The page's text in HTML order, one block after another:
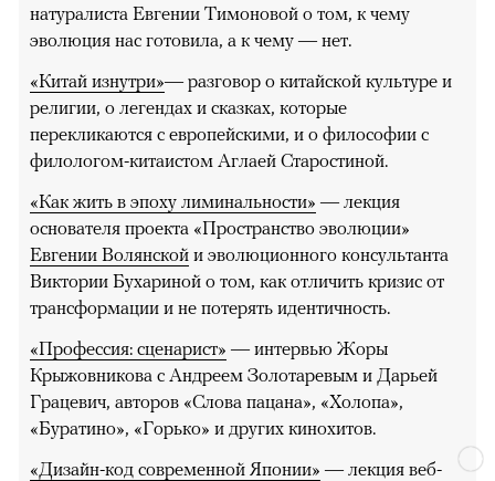
натуралиста Евгении Тимоновой о том, к чему
эволюция нас готовила, а к чему — нет.
«Китай изнутри»— разговор о китайской культуре и
религии, о легендах и сказках, которые
перекликаются с европейскими, и о философии с
филологом-китаистом Аглаей Старостиной.
«Как жить в эпоху лиминальности» — лекция
основателя проекта «Пространство эволюции»
Евгении Волянской и эволюционного консультанта
Виктории Бухариной о том, как отличить кризис от
трансформации и не потерять идентичность.
«Профессия: сценарист» — интервью Жоры
Крыжовникова с Андреем Золотаревым и Дарьей
Грацевич, авторов «Слова пацана», «Холопа»,
«Буратино», «Горько» и других кинохитов.
«Дизайн-код современной Японии» — лекция веб-